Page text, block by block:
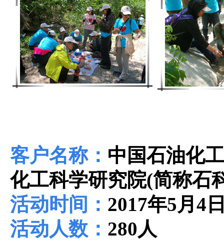
客户名称： 中国石油化
化工科学研究院(简称石
活动时间： 2017年5月4
活动人数： 280人